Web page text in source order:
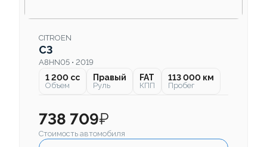
CITROEN
C3
A8HN05 • 2019
1 200 cc
Объем
Правый
Руль
FAT
КПП
113 000 км
Пробег
738 709₽
Стоимость автомобиля